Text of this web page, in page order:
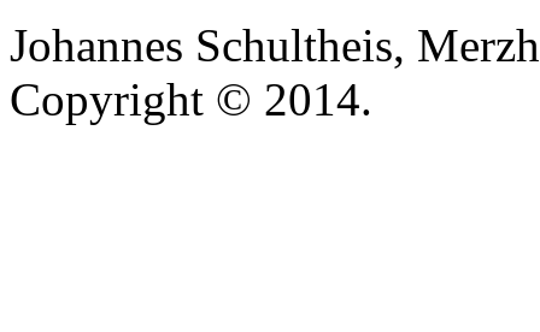
Johannes Schultheis,
Copyright © 2014.